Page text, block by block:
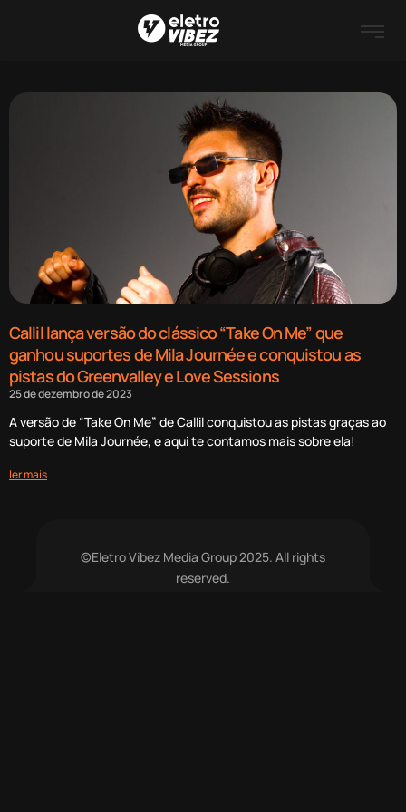
Callil lança versão do clássico “Take On Me” que
ganhou suportes de Mila Journée e conquistou as
pistas do Greenvalley e Love Sessions
25 de dezembro de 2023
A versão de “Take On Me” de Callil conquistou as pistas graças ao
suporte de Mila Journée, e aqui te contamos mais sobre ela!
ler mais
©Eletro Vibez Media Group 2025. All rights
reserved.